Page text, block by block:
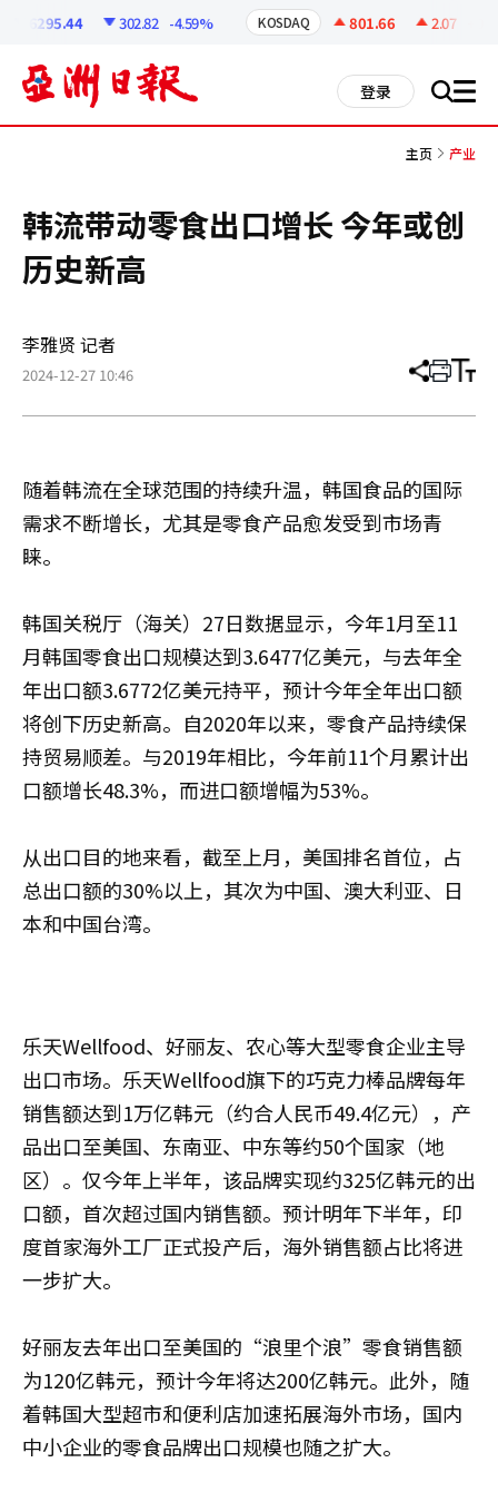
6295.44 302.82 -4.59% KOSDAQ 801.66 2.07
登录 搜 all
主页 产业
韩流带动零食出口增长 今年或创
历史新高
李雅贤 记者
2024-12-27 10:46 分
章
打 调
小
随着韩流在全球范围的持续升温，韩国食品的国际
需求不断增长，尤其是零食产品愈发受到市场青
睐。
韩国关税厅（海关）27日数据显示，今年1月至11
月韩国零食出口规模达到3.6477亿美元，与去年全
年出口额3.6772亿美元持平，预计今年全年出口额
将创下历史新高。自2020年以来，零食产品持续保
持贸易顺差。与2019年相比，今年前11个月累计出
口额增长48.3%，而进口额增幅为53%。
从出口目的地来看，截至上月，美国排名首位，占
总出口额的30%以上，其次为中国、澳大利亚、日
本和中国台湾。
乐天Wellfood、好丽友、农心等大型零食企业主导
出口市场。乐天Wellfood旗下的巧克力棒品牌每年
销售额达到1万亿韩元（约合人民币49.4亿元），产
品出口至美国、东南亚、中东等约50个国家（地
区）。仅今年上半年，该品牌实现约325亿韩元的出
口额，首次超过国内销售额。预计明年下半年，印
度首家海外工厂正式投产后，海外销售额占比将进
一步扩大。
好丽友去年出口至美国的“浪里个浪”零食销售额
为120亿韩元，预计今年将达200亿韩元。此外，随
着韩国大型超市和便利店加速拓展海外市场，国内
中小企业的零食品牌出口规模也随之扩大。